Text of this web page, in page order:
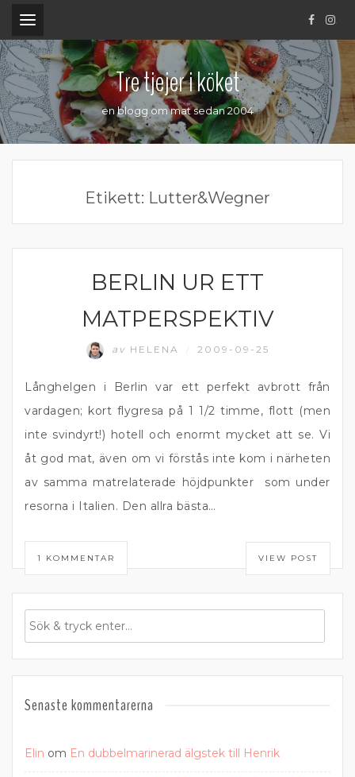
.
Tre tjejer i köket
en blogg om mat sedan 2004
Etikett: Lutter&Wegner
BERLIN UR ETT
MATPERSPEKTIV
av HELENA 2009-09-25
Långhelgen i Berlin var ett perfekt avbrott från
vardagen; kort flygresa på 1 1/2 timme, flott (men
inte svindyrt!) hotell och enormt mycket att se. Vi
åt god mat, även om vi förstås inte kom i närheten
av samma matrelaterade höjdpunkter som under
resorna i Italien. Den allra bästa…
1 KOMMENTAR VIEW POST
Senaste kommentarerna
Elin om En dubbelmarinerad älgstek till Henrik